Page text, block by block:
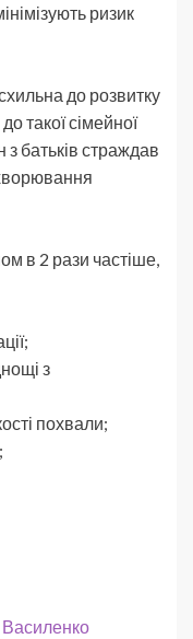
ризик
до розвитку
такої сімейної
з батьків страждав
в 2 рази частіше,
з
похвали;
Василенко